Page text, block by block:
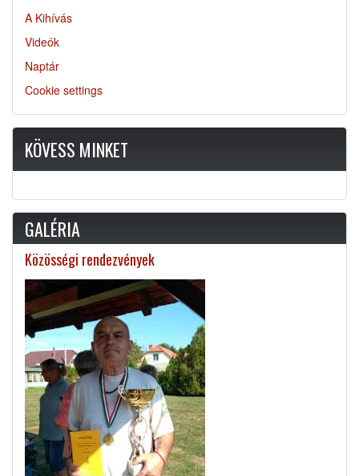
A Kihívás
Videók
Naptár
Cookie settings
KÖVESS MINKET
GALÉRIA
Közösségi rendezvények